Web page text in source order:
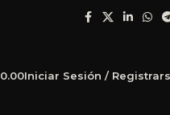
0.00Iniciar Sesión /